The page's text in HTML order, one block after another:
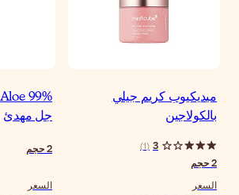
Holika Holika Aloe
مهدئ